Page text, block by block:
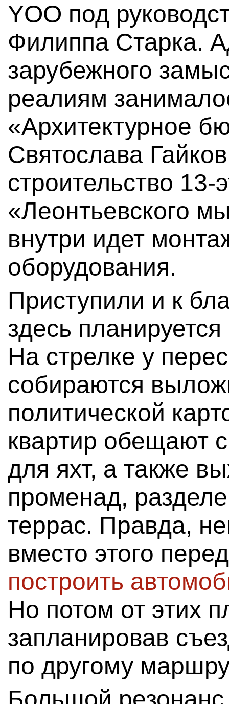
YOO под
Филиппа Старка.
зарубежного
реалиям
«Архитектурное
Святослава
строительство
«Леонтьевского
внутри идет
оборудования.
Приступили и к
здесь
На стрелке у
собираются
политической
квартир обещают
для яхт, а также
променад,
террас. Правда,
вместо этого
построить
Но потом от этих
запланировав
по другому